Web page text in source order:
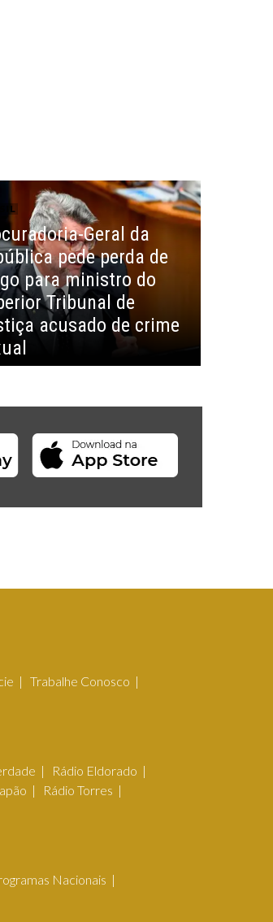
Geral da
pede perda de
para ministro do
Tribunal de
acusado de crime
Trabalhe Conosco
Rádio Eldorado
Rádio Torres
Nacionais